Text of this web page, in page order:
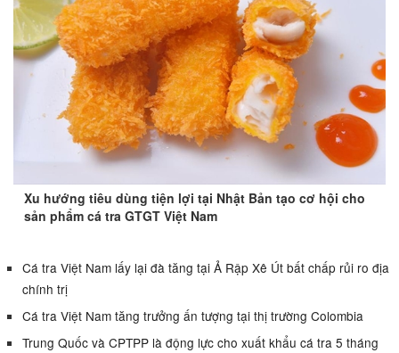
Xu hướng tiêu dùng tiện lợi tại Nhật Bản tạo cơ hội cho
sản phẩm cá tra GTGT Việt Nam
Cá tra Việt Nam lấy lại đà tăng tại Ả Rập Xê Út bất chấp rủi ro địa
chính trị
Cá tra Việt Nam tăng trưởng ấn tượng tại thị trường Colombia
Trung Quốc và CPTPP là động lực cho xuất khẩu cá tra 5 tháng